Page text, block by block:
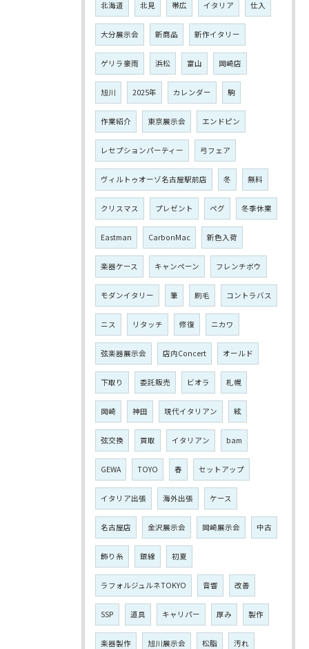
北海道 北見 帯広 イタリア 仕入
大分展示会 新商品 新作イタリー
ゲリラ豪雨 浜松 富山 岡崎店
旭川 2025年 カレンダー 駒
作業紹介 東京展示会 エンドピン
レセプションパーティー 弓フェア
ヴィルトゥオーゾ名古屋駅前店 冬 無料
クリスマス プレゼント ペグ 冬季休業
Eastman CarbonMac 新色入荷
楽器ケース キャンペーン フレンチボウ
モダンイタリー 筆 刷毛 コントラバス
ニス リタッチ 修復 ニカワ
弦楽器展示会 店内Concert オールド
下取り 委託販売 ビオラ 札幌
岡崎 神田 現代イタリアン 絃
弦交換 買取 イタリアン bam
GEWA TOYO 春 セットアップ
イタリア出張 海外出張 ケース
名古屋店 金沢展示会 岡崎展示会 中古
飾り糸 銀線 初夏
ラフォルジュルネTOKYO 音響 改善
SSP 道具 キャリパー 厚み 製作
楽器製作 旭川展示会 松脂 汚れ